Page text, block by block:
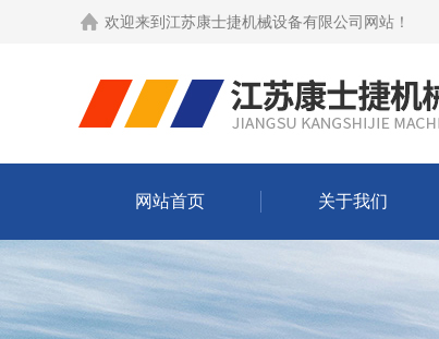
欢迎来到 江苏康士捷机械设备有限公司网站 ！
网站首页 关于我们